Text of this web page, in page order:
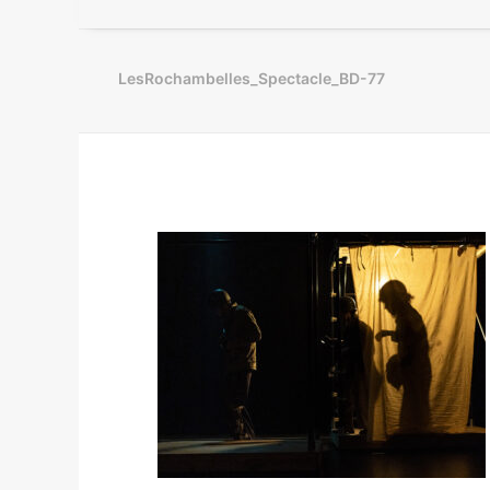
LesRochambelles_Spectacle_BD-77